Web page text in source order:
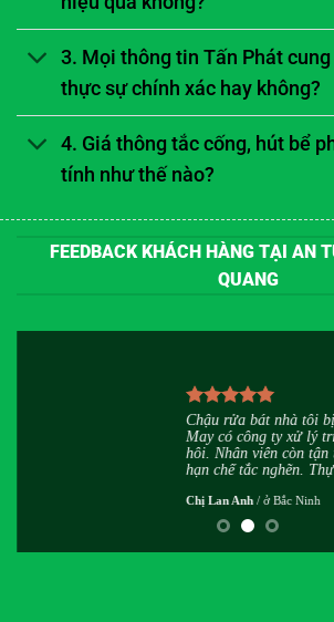
3. Mọi thông tin Tấn Phát
thực sự chính xác hay không?
4. Giá thông tắc cống, hút bể
tính như thế nào?
FEEDBACK KHÁCH HÀNG TẠI AN
QUANG
Chậu rửa bát nhà tôi
May có công ty xử lý
hôi. Nhân viên còn
hạn chế tắc nghẽn.
Chị Lan Anh / ở Bắc Ninh